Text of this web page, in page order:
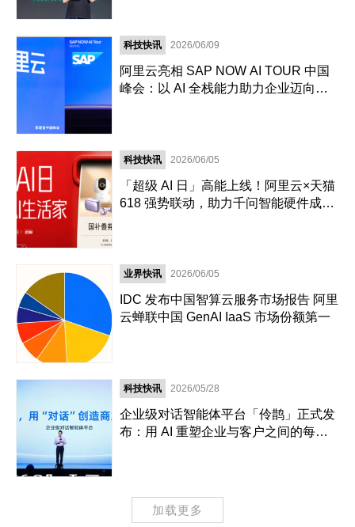
科技快讯 2026/06/09
阿里云亮相 SAP NOW AI TOUR 中国
峰会：以 AI 全栈能力助力企业迈向自
科技快讯 2026/06/05
「超级 AI 日」高能上线！阿里云×天猫
618 强势联动，助力千问智能硬件成交
业界快讯 2026/06/05
IDC 发布中国智算云服务市场报告 阿里
云蝉联中国 GenAI IaaS 市场份额第一
科技快讯 2026/05/28
企业级对话智能体平台「伶鹊」正式发
布：用 AI 重塑企业与客户之间的每一
加载更多